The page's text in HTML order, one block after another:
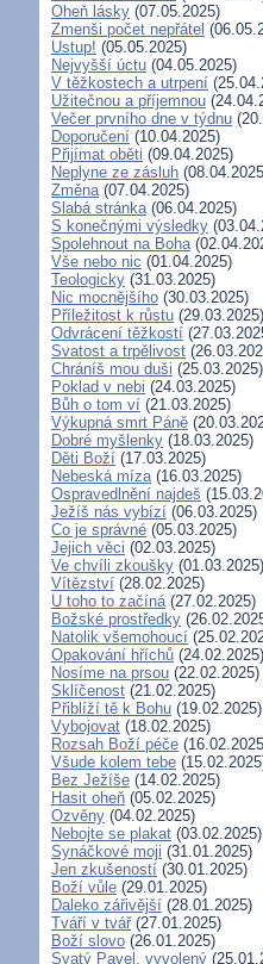
Oheň lásky (07.05.2025)
Zmenši počet nepřátel
Ustup! (05.05.2025)
Nejvyšší úctu (04.05.2025)
V těžkostech a utrpení
Užitečnou a příjemnou
Večer prvního dne v týdnu
Doporučení (10.04.2025)
Přijímat oběti (09.04.2025)
Neplyne ze zásluh
Změna(07.04.2025)
Slabá stránka(06.04.2025)
S konečnými výsledky
Spolehnout na Boha
Vše nebo nic (01.04.2025)
Teologicky (31.03.2025)
Nic mocnějšího (30.03.2025)
Příležitost k růstu (29.03.2025)
Odvrácení těžkostí
Svatost a trpělivost
Chráníš mou duši (25.03.2025)
Poklad v nebi (24.03.2025)
Bůh o tom ví (21.03.2025)
Výkupná smrt Páně
Dobré myšlenky (18.03.2025)
Děti Boží (17.03.2025)
Nebeská míza(16.03.2025)
Ospravedlnění najdeš
Ježíš nás vybízí (06.03.2025)
Co je správné (05.03.2025)
Jejich věci (02.03.2025)
Ve chvíli zkoušky (01.03.2025)
Vítězství (28.02.2025)
U toho to začíná(27.02.2025)
Božské prostředky
Natolik všemohoucí
Opakování hříchů (24.02.2025)
Nosíme na prsou (22.02.2025)
Sklíčenost (21.02.2025)
Přiblíží tě k Bohu (19.02.2025)
Vybojovat (18.02.2025)
Rozsah Boží péče
Všude kolem tebe
Bez Ježíše (14.02.2025)
Hasit oheň (05.02.2025)
Ozvěny (04.02.2025)
Nebojte se plakat (03.02.2025)
Synáčkové moji (31.01.2025)
Jen zkušeností (30.01.2025)
Boží vůle (29.01.2025)
Daleko zářivější (28.01.2025)
Tváří v tvář(27.01.2025)
Boží slovo (26.01.2025)
Svatý Pavel, vyvolený